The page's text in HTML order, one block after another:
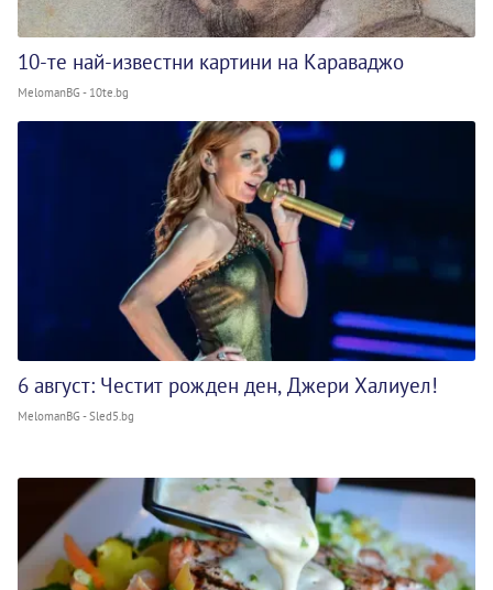
10-те най-известни картини на Караваджо
MelomanBG - 10te.bg
6 август: Честит рожден ден, Джери Халиуел!
MelomanBG - Sled5.bg